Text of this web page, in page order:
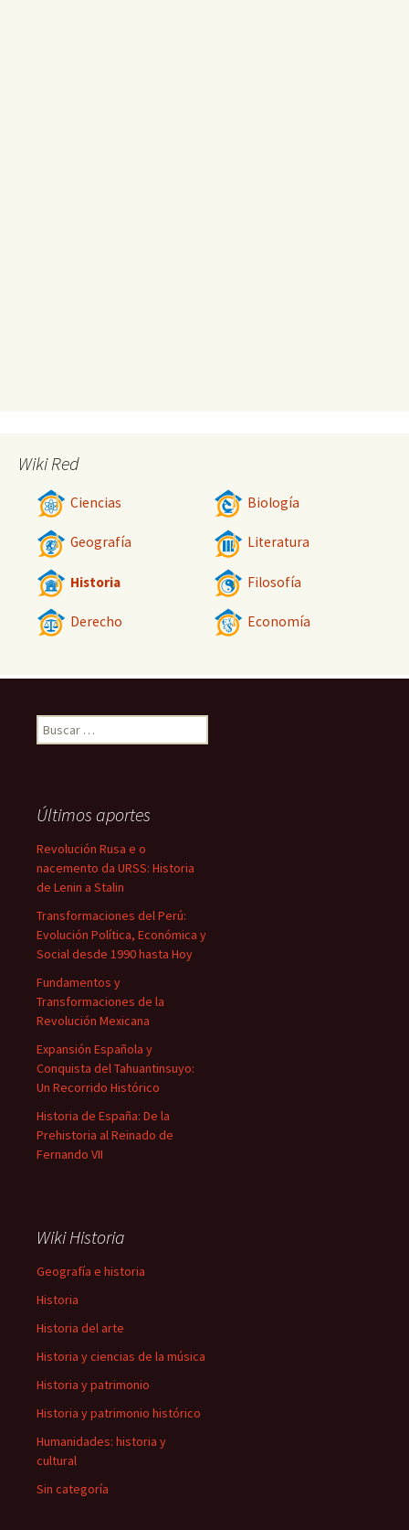
Wiki Red
Ciencias Biología
Geografía Literatura
Historia Filosofía
Derecho Economía
Buscar:
Últimos aportes
Revolución Rusa e o
nacemento da URSS: Historia
de Lenin a Stalin
Transformaciones del Perú:
Evolución Política, Económica y
Social desde 1990 hasta Hoy
Fundamentos y
Transformaciones de la
Revolución Mexicana
Expansión Española y
Conquista del Tahuantinsuyo:
Un Recorrido Histórico
Historia de España: De la
Prehistoria al Reinado de
Fernando VII
Wiki Historia
Geografía e historia
Historia
Historia del arte
Historia y ciencias de la música
Historia y patrimonio
Historia y patrimonio histórico
Humanidades: historia y
cultural
Sin categoría